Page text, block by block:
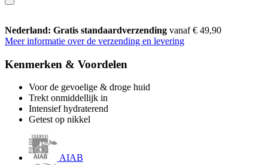
Nederland: Gratis standaardverzending vanaf € 49,90
Meer informatie over de verzending en levering
Kenmerken & Voordelen
Voor de gevoelige & droge huid
Trekt onmiddellijk in
Intensief hydraterend
Getest op nikkel
AIAB